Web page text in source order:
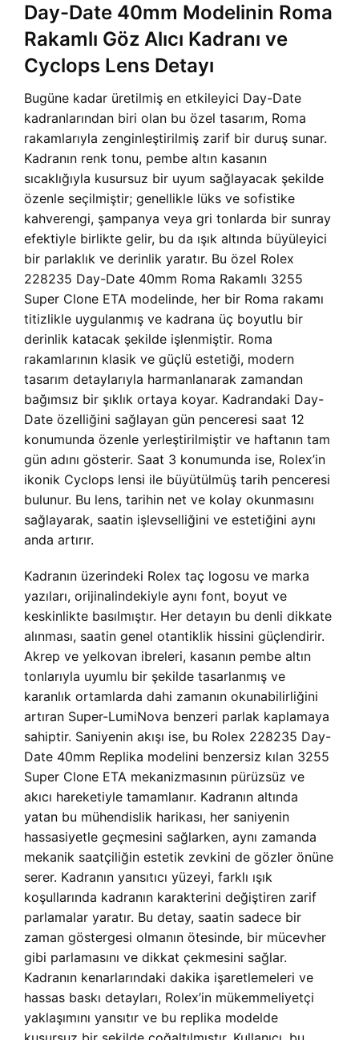
Day-Date 40mm Modelinin Roma
Rakamlı Göz Alıcı Kadranı ve
Cyclops Lens Detayı
Bugüne kadar üretilmiş en etkileyici Day-Date
kadranlarından biri olan bu özel tasarım, Roma
rakamlarıyla zenginleştirilmiş zarif bir duruş sunar.
Kadranın renk tonu, pembe altın kasanın
sıcaklığıyla kusursuz bir uyum sağlayacak şekilde
özenle seçilmiştir; genellikle lüks ve sofistike
kahverengi, şampanya veya gri tonlarda bir sunray
efektiyle birlikte gelir, bu da ışık altında büyüleyici
bir parlaklık ve derinlik yaratır. Bu özel Rolex
228235 Day-Date 40mm Roma Rakamlı 3255
Super Clone ETA modelinde, her bir Roma rakamı
titizlikle uygulanmış ve kadrana üç boyutlu bir
derinlik katacak şekilde işlenmiştir. Roma
rakamlarının klasik ve güçlü estetiği, modern
tasarım detaylarıyla harmanlanarak zamandan
bağımsız bir şıklık ortaya koyar. Kadrandaki Day-
Date özelliğini sağlayan gün penceresi saat 12
konumunda özenle yerleştirilmiştir ve haftanın tam
gün adını gösterir. Saat 3 konumunda ise, Rolex’in
ikonik Cyclops lensi ile büyütülmüş tarih penceresi
bulunur. Bu lens, tarihin net ve kolay okunmasını
sağlayarak, saatin işlevselliğini ve estetiğini aynı
anda artırır.
Kadranın üzerindeki Rolex taç logosu ve marka
yazıları, orijinalindekiyle aynı font, boyut ve
keskinlikte basılmıştır. Her detayın bu denli dikkate
alınması, saatin genel otantiklik hissini güçlendirir.
Akrep ve yelkovan ibreleri, kasanın pembe altın
tonlarıyla uyumlu bir şekilde tasarlanmış ve
karanlık ortamlarda dahi zamanın okunabilirliğini
artıran Super-LumiNova benzeri parlak kaplamaya
sahiptir. Saniyenin akışı ise, bu Rolex 228235 Day-
Date 40mm Replika modelini benzersiz kılan 3255
Super Clone ETA mekanizmasının pürüzsüz ve
akıcı hareketiyle tamamlanır. Kadranın altında
yatan bu mühendislik harikası, her saniyenin
hassasiyetle geçmesini sağlarken, aynı zamanda
mekanik saatçiliğin estetik zevkini de gözler önüne
serer. Kadranın yansıtıcı yüzeyi, farklı ışık
koşullarında kadranın karakterini değiştiren zarif
parlamalar yaratır. Bu detay, saatin sadece bir
zaman göstergesi olmanın ötesinde, bir mücevher
gibi parlamasını ve dikkat çekmesini sağlar.
Kadranın kenarlarındaki dakika işaretlemeleri ve
hassas baskı detayları, Rolex’in mükemmeliyetçi
yaklaşımını yansıtır ve bu replika modelde